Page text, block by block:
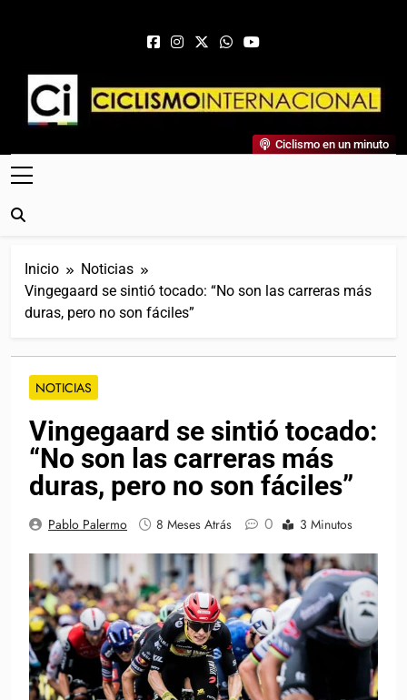
Ciclismo Internacional
Web Dedicada Al Ciclismo Mundial. Entrevistas, Análisis,
Crónicas, Previas Y Más. La Web Ciclista De Referencia.
Ciclismo en un minuto
Inicio
Noticias
Vingegaard se sintió tocado: “No son las carreras más
duras, pero no son fáciles”
NOTICIAS
Vingegaard se sintió tocado:
“No son las carreras más
duras, pero no son fáciles”
Pablo Palermo 8 Meses Atrás 0 3 Minutos